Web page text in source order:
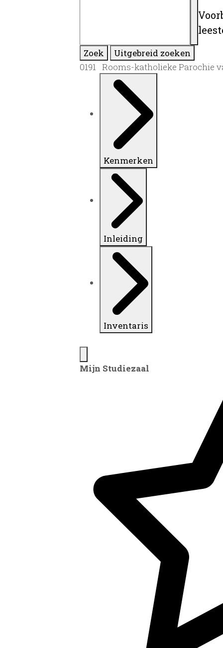
Zoek
Uitgebreid zoeken
0191 Rooms-katholieke Parochie
Kenmerken
Inleiding
Inventaris
Mijn Studiezaal